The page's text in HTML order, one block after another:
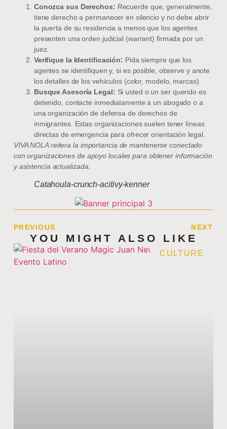
Conozca sus Derechos: Recuerde que, generalmente,
tiene derecho a permanecer en silencio y no debe abrir
la puerta de su residencia a menos que los agentes
presenten una orden judicial (warrant) firmada por un
juez.
Verifique la Identificación: Pida siempre que los
agentes se identifiquen y, si es posible, observe y anote
los detalles de los vehículos (color, modelo, marcas).
Busque Asesoría Legal: Si usted o un ser querido es
detenido, contacte inmediatamente a un abogado o a
una organización de defensa de derechos de
inmigrantes. Estas organizaciones suelen tener líneas
directas de emergencia para ofrecer orientación legal.
VIVA NOLA reitera la importancia de mantenerse conectado
con organizaciones de apoyo locales para obtener información
y asistencia actualizada.
Catahoula-crunch-acitivy-kenner
PREVIOUS NEXT
YOU MIGHT ALSO LIKE
CULTURE